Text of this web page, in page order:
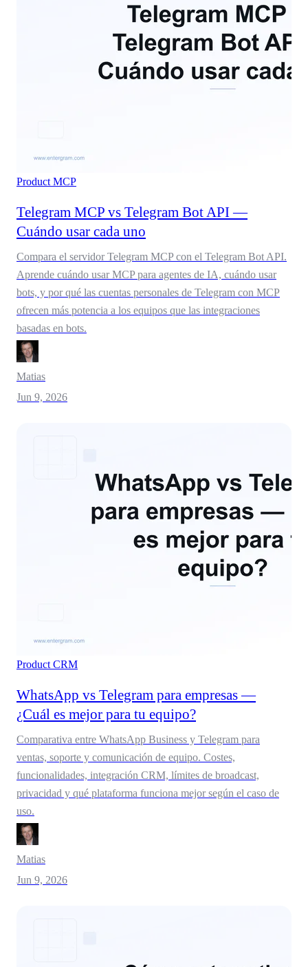
Product MCP
Telegram MCP vs Telegram Bot API —
Cuándo usar cada uno
Compara el servidor Telegram MCP con el Telegram Bot API.
Aprende cuándo usar MCP para agentes de IA, cuándo usar
bots, y por qué las cuentas personales de Telegram con MCP
ofrecen más potencia a los equipos que las integraciones
basadas en bots.
Matias
Jun 9, 2026
Product CRM
WhatsApp vs Telegram para empresas —
¿Cuál es mejor para tu equipo?
Comparativa entre WhatsApp Business y Telegram para
ventas, soporte y comunicación de equipo. Costes,
funcionalidades, integración CRM, límites de broadcast,
privacidad y qué plataforma funciona mejor según el caso de
uso.
Matias
Jun 9, 2026